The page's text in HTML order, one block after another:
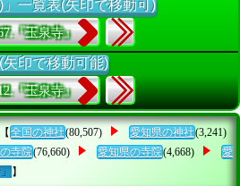
一覧表(矢印で移動可)
『玉泉寺』
印で移動可能)
『玉泉寺』
全国の神社(80,507) 愛知県の神社(3,241)
寺院(76,660) 愛知県の寺院(4,668)
愛
】